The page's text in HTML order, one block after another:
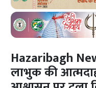
Hazaribagh
लाभुक की